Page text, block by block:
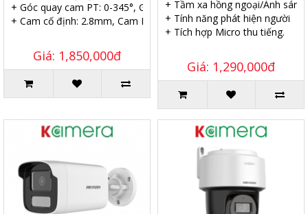
+ Góc quay cam PT: 0-345°, Góc quét 0° to 80°
+ Cam cố định: 2.8mm, Cam PT 8mm. Zoom số 16x
Giá: 1,850,000đ
+ Tầm xa hồng ngoại/Ánh
+ Tính năng phát hiện người
+ Tích hợp Micro thu tiếng.
Giá: 1,290,000đ